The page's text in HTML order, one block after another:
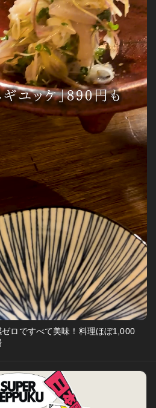
ゼロですべて美味！料理ほぼ1,000